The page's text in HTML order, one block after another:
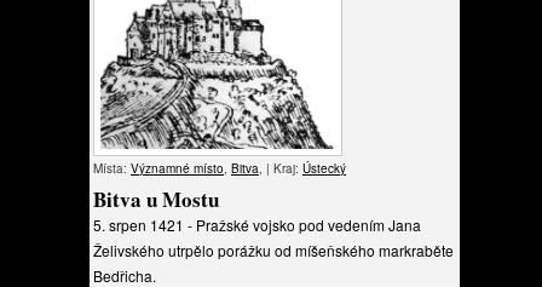
Místa: Významné místo, Bitva, | Kraj: Ústecký
Bitva u Mostu
5. srpen 1421 - Pražské vojsko pod vedením Jana
Želivského utrpělo porážku od míšeňského markraběte
Bedřicha.